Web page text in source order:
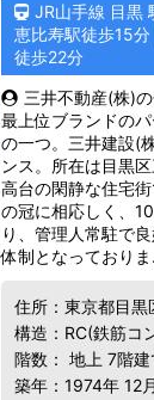
JR山手線 目黒
恵比寿駅徒歩15
徒歩22分
三井不動産(株)
最上位ブランドの
の一つ。三井建設(
ンス。所在は目黒
高台の閑静な住宅
の冠に相応しく、
り、管理人常駐で
体制となっており
住所：東京都目
構造：RC(鉄筋コ
階数： 地上 7階建
築年：1974年 12